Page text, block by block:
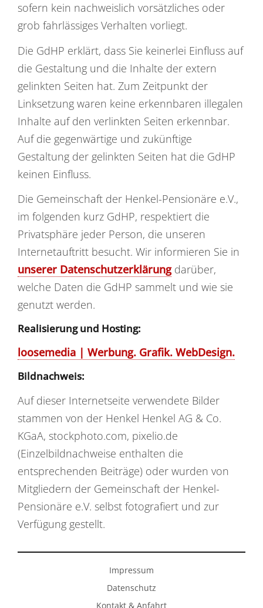
sofern kein nachweislich vorsätzliches oder
grob fahrlässiges Verhalten vorliegt.
Die GdHP erklärt, dass Sie keinerlei Einfluss auf
die Gestaltung und die Inhalte der extern
gelinkten Seiten hat. Zum Zeitpunkt der
Linksetzung waren keine erkennbaren illegalen
Inhalte auf den verlinkten Seiten erkennbar.
Auf die gegenwärtige und zukünftige
Gestaltung der gelinkten Seiten hat die GdHP
keinen Einfluss.
Die Gemeinschaft der Henkel-Pensionäre e.V.,
im folgenden kurz GdHP, respektiert die
Privatsphäre jeder Person, die unseren
Internetauftritt besucht. Wir informieren Sie in
unserer Datenschutzerklärungdarüber,
welche Daten die GdHP sammelt und wie sie
genutzt werden.
Realisierung und Hosting:
loosemedia | Werbung. Grafik. WebDesign.
Bildnachweis:
Auf dieser Internetseite verwendete Bilder
stammen von der Henkel Henkel AG & Co.
KGaA, stockphoto.com, pixelio.de
(Einzelbildnachweise enthalten die
entsprechenden Beiträge) oder wurden von
Mitgliedern der Gemeinschaft der Henkel-
Pensionäre e.V. selbst fotografiert und zur
Verfügung gestellt.
Impressum
Datenschutz
Kontakt & Anfahrt